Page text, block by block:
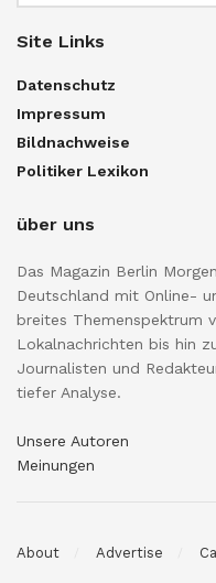
Site Links
Datenschutz
Impressum
Bildnachweise
Politiker Lexikon
über uns
Das Magazin Berlin
Deutschland mit Online-
breites Themenspektrum
Lokalnachrichten bis hin
Journalisten und
tiefer Analyse.
Unsere Autoren
Meinungen
About Advertise